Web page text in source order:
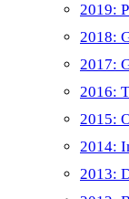
2019:
2018:
2017:
2016:
2015:
2014:
2013: